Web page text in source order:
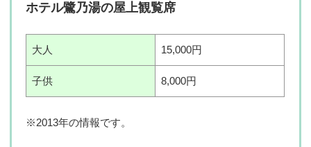
ホテル鷺乃湯の屋上観覧席
大人 15,000円
子供 8,000円
※2013年の情報です。